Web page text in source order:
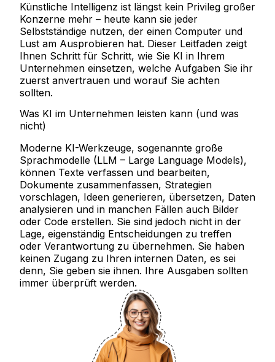
Künstliche Intelligenz ist längst kein Privileg großer
Konzerne mehr – heute kann sie jeder
Selbstständige nutzen, der einen Computer und
Lust am Ausprobieren hat. Dieser Leitfaden zeigt
Ihnen Schritt für Schritt, wie Sie KI in Ihrem
Unternehmen einsetzen, welche Aufgaben Sie ihr
zuerst anvertrauen und worauf Sie achten
sollten.
Was KI im Unternehmen leisten kann (und was
nicht)
Moderne KI-Werkzeuge, sogenannte große
Sprachmodelle (LLM – Large Language Models),
können Texte verfassen und bearbeiten,
Dokumente zusammenfassen, Strategien
vorschlagen, Ideen generieren, übersetzen, Daten
analysieren und in manchen Fällen auch Bilder
oder Code erstellen. Sie sind jedoch nicht in der
Lage, eigenständig Entscheidungen zu treffen
oder Verantwortung zu übernehmen. Sie haben
keinen Zugang zu Ihren internen Daten, es sei
denn, Sie geben sie ihnen. Ihre Ausgaben sollten
immer überprüft werden.